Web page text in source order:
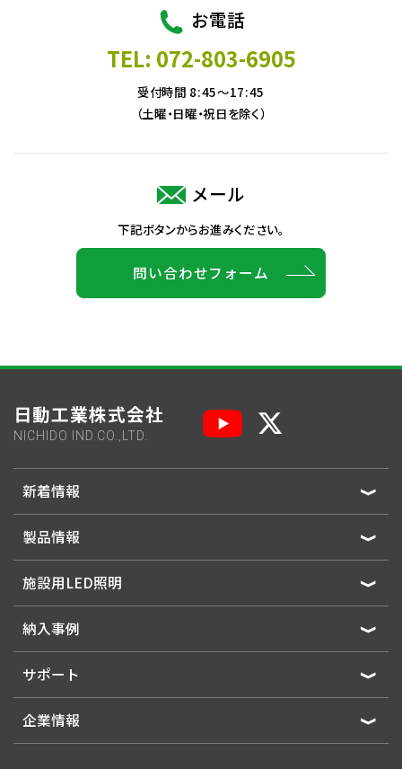
お電話
TEL: 072-803-6905
受付時間 8:45～17:45
（土曜・日曜・祝日を除く）
メール
下記ボタンからお進みください。
問い合わせフォーム
日動工業株式会社
NICHIDO IND.CO.,LTD.
新着情報
製品情報
施設用LED照明
納入事例
サポート
企業情報